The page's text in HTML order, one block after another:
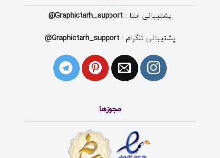
پشتیبانی ایتا : Graphictarh_support@
پشتیبانی تلگرام :Graphictarh_support@
مجوزها